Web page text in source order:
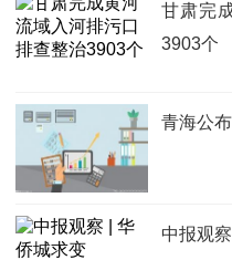
甘肃完
3903个
青海公
中报观